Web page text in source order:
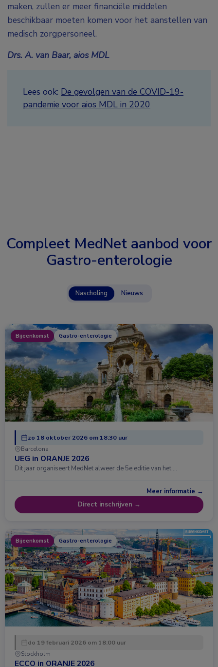
maken, zullen er meer financiële middelen
beschikbaar moeten komen voor het aanstellen van
medisch zorgpersoneel.
Drs. A. van Baar, aios MDL
Lees ook: De gevolgen van de COVID-19-
pandemie voor aios MDL in 2020
Compleet MedNet aanbod voor
Gastro-enterologie
Nascholing Nieuws
Bijeenkomst Gastro-enterologie
zo 18 oktober 2026 om 18:30 uur
Barcelona
UEG in ORANJE 2026
Dit jaar organiseert MedNet alweer de 5e editie van het …
Meer informatie →
Direct inschrijven →
Bijeenkomst Gastro-enterologie
do 19 februari 2026 om 18:00 uur
Stockholm
ECCO in ORANJE 2026